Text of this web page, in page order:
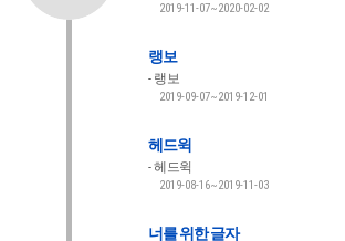
2019-11-07~2020-02-02
랭보
랭보
2019-09-07~2019-12-01
헤드윅
헤드윅
2019-08-16~2019-11-03
너를 위한 글자